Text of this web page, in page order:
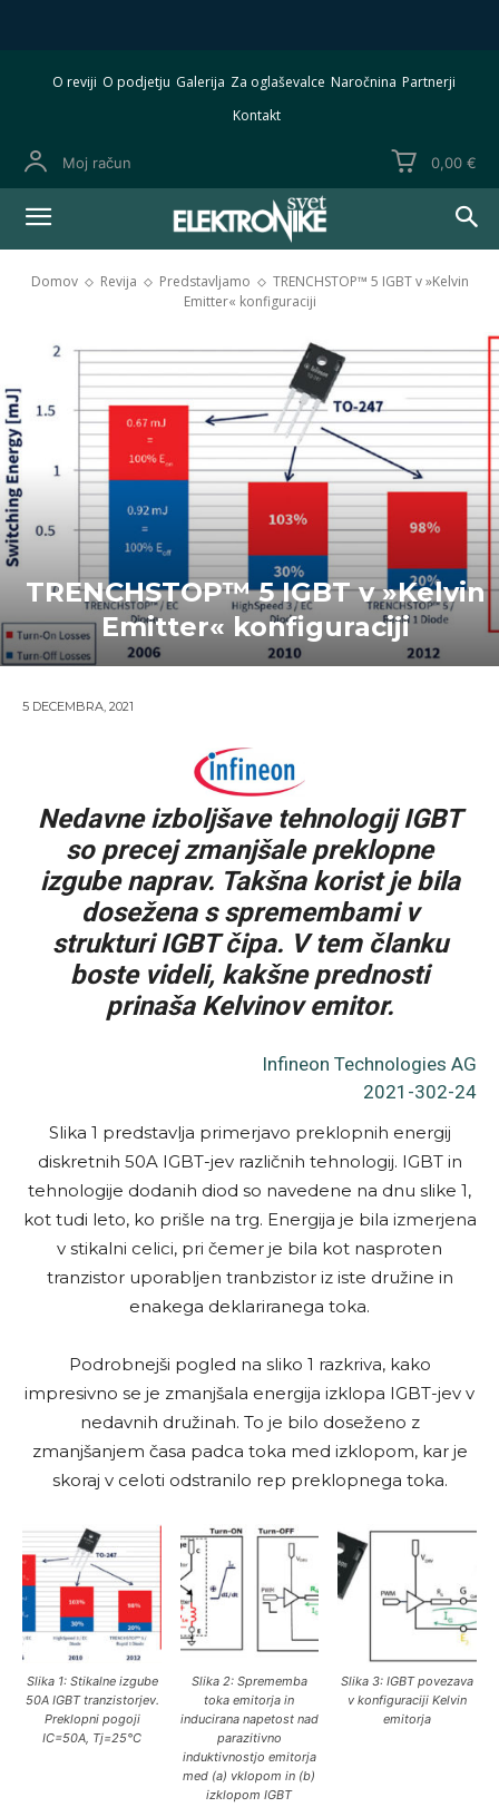
O reviji O podjetju Galerija Za oglaševalce Naročnina Partnerji
Kontakt
Moj račun 0,00 €
Domov Revija Predstavljamo
TRENCHSTOP™ 5 IGBT v »Kelvin
Emitter« konfiguraciji
TRENCHSTOP™ 5 IGBT v »Kelvin
Emitter« konfiguraciji
5 DECEMBRA, 2021
Nedavne izboljšave tehnologij IGBT
so precej zmanjšale preklopne
izgube naprav. Takšna korist je bila
dosežena s spremembami v
strukturi IGBT čipa. V tem članku
boste videli, kakšne prednosti
prinaša Kelvinov emitor.
Infineon Technologies AG
2021-302-24
Slika 1 predstavlja primerjavo preklopnih energij
diskretnih 50A IGBT-jev različnih tehnologij. IGBT in
tehnologije dodanih diod so navedene na dnu slike 1,
kot tudi leto, ko prišle na trg. Energija je bila izmerjena
v stikalni celici, pri čemer je bila kot nasproten
tranzistor uporabljen tranbzistor iz iste družine in
enakega deklariranega toka.
Podrobnejši pogled na sliko 1 razkriva, kako
impresivno se je zmanjšala energija izklopa IGBT-jev v
nedavnih družinah. To je bilo doseženo z
zmanjšanjem časa padca toka med izklopom, kar je
skoraj v celoti odstranilo rep preklopnega toka.
Slika 1: Stikalne izgube
50A IGBT tranzistorjev.
Preklopni pogoji
IC=50A, Tj=25°C
Slika 2: Sprememba
toka emitorja in
inducirana napetost nad
parazitivno
induktivnostjo emitorja
med (a) vklopom in (b)
izklopom IGBT
Slika 3: IGBT povezava
v konfiguraciji Kelvin
emitorja